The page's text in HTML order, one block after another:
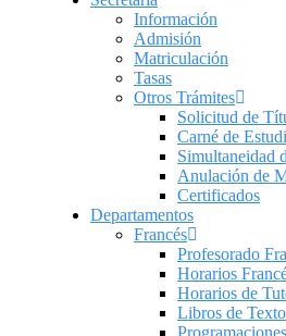
Información
Admisión
Matriculación
Tasas
Otros Trámites
Solicitud de
Carné de
Simultaneidad
Anulación de
Certificados
Departamentos
Francés
Profesorado
Horarios
Horarios de
Libros de